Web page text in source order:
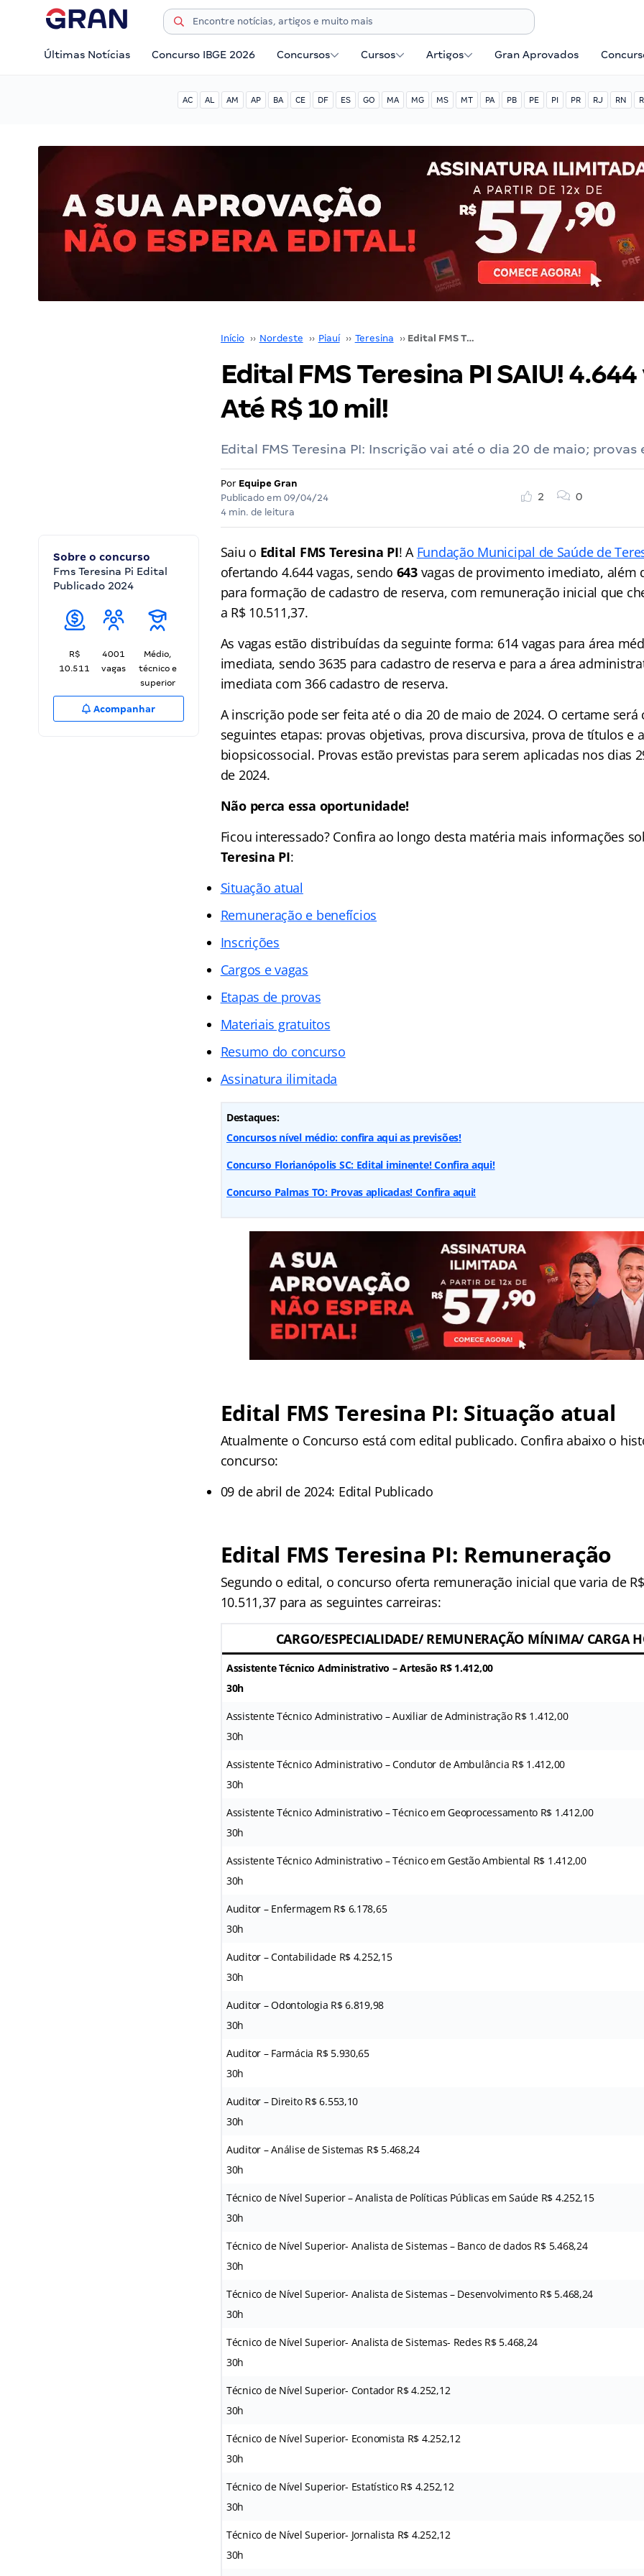
Últimas Notícias Concurso IBGE 2026 Concursos Cursos Artigos Gran Aprovados
AC AL AM AP BA CE DF ES GO MA MG MS MT PA PB PE PI PR RJ RN
Início ›› Nordeste ›› Piauí ›› Teresina ›› Edital FMS Teresina PI SAIU! 4.644 vagas! Até R$ 10 mil!
Edital FMS Teresina PI SAIU! 4.644
Até R$ 10 mil!
Edital FMS Teresina PI: Inscrição vai até o dia 20 de maio; provas
Por Equipe Gran
Publicado em 09/04/24
4 min. de leitura
2 0
Sobre o concurso
Fms Teresina Pi Edital
Publicado 2024
R$
10.511
4001
vagas
Médio,
técnico e
superior
Acompanhar
Saiu o Edital FMS Teresina PI! A Fundação Municipal de Saúde de
ofertando 4.644 vagas, sendo 643vagas de provimento imediato, além
para formação de cadastro de reserva, com remuneração inicial que
a R$ 10.511,37.
As vagas estão distribuídas da seguinte forma: 614 vagas para área
imediata, sendo 3635 para cadastro de reserva e para a área
imediata com 366 cadastro de reserva.
A inscrição pode ser feita até o dia 20 de maio de 2024. O certame
seguintes etapas: provas objetivas, prova discursiva, prova de títulos e
biopsicossocial. Provas estão previstas para serem aplicadas nos dias
de 2024.
Não perca essa oportunidade!
Ficou interessado? Confira ao longo desta matéria mais informações
Teresina PI:
Situação atual
Remuneração e benefícios
Inscrições
Cargos e vagas
Etapas de provas
Materiais gratuitos
Resumo do concurso
Assinatura ilimitada
Destaques:
Concursos nível médio: confira aqui as previsões!
Concurso Florianópolis SC: Edital iminente! Confira aqui!
Concurso Palmas TO: Provas aplicadas! Confira aqui!
Edital FMS Teresina PI: Situação atual
Atualmente o Concurso está com edital publicado. Confira abaixo o
concurso:
09 de abril de 2024: Edital Publicado
Edital FMS Teresina PI: Remuneração
Segundo o edital, o concurso oferta remuneração inicial que varia de
10.511,37 para as seguintes carreiras:
CARGO/ESPECIALIDADE/ REMUNERAÇÃO MÍNIMA/ CARGA
Assistente Técnico Administrativo – Artesão R$ 1.412,00
30h
Assistente Técnico Administrativo – Auxiliar de Administração R$ 1.412,00
30h
Assistente Técnico Administrativo – Condutor de Ambulância R$ 1.412,00
30h
Assistente Técnico Administrativo – Técnico em Geoprocessamento R$ 1.412,00
30h
Assistente Técnico Administrativo – Técnico em Gestão Ambiental R$ 1.412,00
30h
Auditor – Enfermagem R$ 6.178,65
30h
Auditor – Contabilidade R$ 4.252,15
30h
Auditor – Odontologia R$ 6.819,98
30h
Auditor – Farmácia R$ 5.930,65
30h
Auditor – Direito R$ 6.553,10
30h
Auditor – Análise de Sistemas R$ 5.468,24
30h
Técnico de Nível Superior – Analista de Políticas Públicas em Saúde R$ 4.252,15
30h
Técnico de Nível Superior- Analista de Sistemas – Banco de dados R$ 5.468,24
30h
Técnico de Nível Superior- Analista de Sistemas – Desenvolvimento R$ 5.468,24
30h
Técnico de Nível Superior- Analista de Sistemas- Redes R$ 5.468,24
30h
Técnico de Nível Superior- Contador R$ 4.252,12
30h
Técnico de Nível Superior- Economista R$ 4.252,12
30h
Técnico de Nível Superior- Estatístico R$ 4.252,12
30h
Técnico de Nível Superior- Jornalista R$ 4.252,12
30h